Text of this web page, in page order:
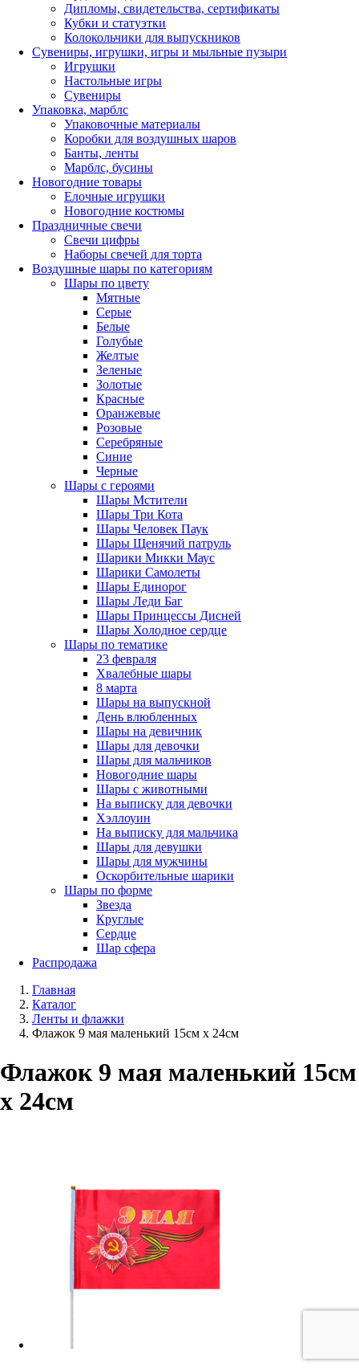
Дипломы, свидетельства, сертификаты
Кубки и статуэтки
Колокольчики для выпускников
Сувениры, игрушки, игры и мыльные пузыри
Игрушки
Настольные игры
Сувениры
Упаковка, марблс
Упаковочные материалы
Коробки для воздушных шаров
Банты, ленты
Марблс, бусины
Новогодние товары
Елочные игрушки
Новогодние костюмы
Праздничные свечи
Свечи цифры
Наборы свечей для торта
Воздушные шары по категориям
Шары по цвету
Мятные
Серые
Белые
Голубые
Желтые
Зеленые
Золотые
Красные
Оранжевые
Розовые
Серебряные
Синие
Черные
Шары с героями
Шары Мстители
Шары Три Кота
Шары Человек Паук
Шары Щенячий патруль
Шарики Микки Маус
Шарики Самолеты
Шары Единорог
Шары Леди Баг
Шары Принцессы Дисней
Шары Холодное сердце
Шары по тематике
23 февраля
Хвалебные шары
8 марта
Шары на выпускной
День влюбленных
Шары на девичник
Шары для девочки
Шары для мальчиков
Новогодние шары
Шары с животными
На выписку для девочки
Хэллоуин
На выписку для мальчика
Шары для девушки
Шары для мужчины
Оскорбительные шарики
Шары по форме
Звезда
Круглые
Сердце
Шар сфера
Распродажа
Главная
Каталог
Ленты и флажки
Флажок 9 мая маленький 15см х 24см
Флажок 9 мая маленький 15см
х 24см